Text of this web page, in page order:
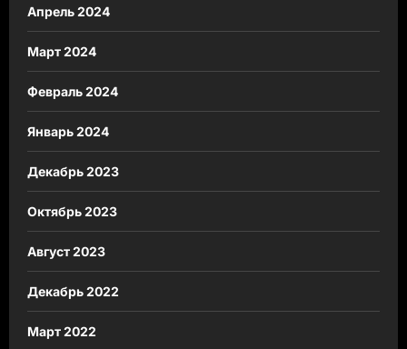
Апрель 2024
Март 2024
Февраль 2024
Январь 2024
Декабрь 2023
Октябрь 2023
Август 2023
Декабрь 2022
Март 2022